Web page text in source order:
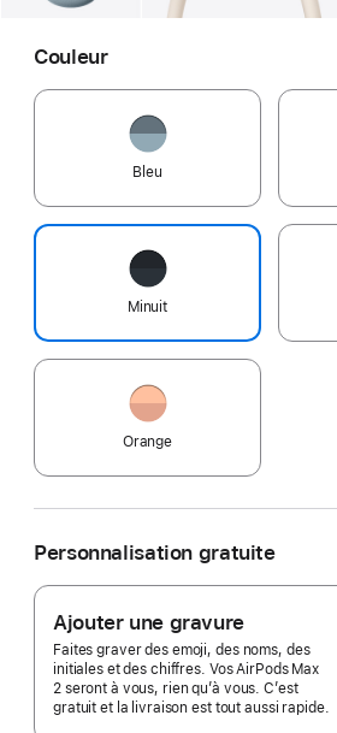
Couleur
Bleu
Minuit
Orange
Personnalisation gratuite
Ajouter une gravure
Faites graver des emoji, des noms, des
initiales et des chiffres. Vos AirPods Max
2 seront à vous, rien qu’à vous. C’est
gratuit et la livraison est tout aussi rapide.